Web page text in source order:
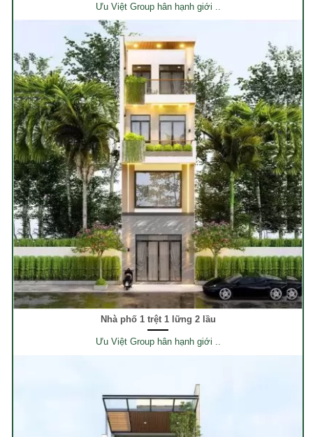
Ưu Việt Group hân hạnh giới ..
Nhà phố 1 trệt 1 lững 2 lầu
Ưu Việt Group hân hạnh giới ..